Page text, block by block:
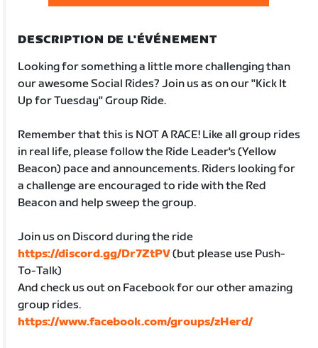
DESCRIPTION DE L'ÉVÉNEMENT
Looking for something a little more challenging than
our awesome Social Rides? Join us as on our "Kick It
Up for Tuesday" Group Ride.
Remember that this is NOT A RACE! Like all group rides
in real life, please follow the Ride Leader's (Yellow
Beacon) pace and announcements. Riders looking for
a challenge are encouraged to ride with the Red
Beacon and help sweep the group.
Join us on Discord during the ride
https://discord.gg/Dr7ZtPV(but please use Push-
To-Talk)
And check us out on Facebook for our other amazing
group rides.
https://www.facebook.com/groups/zHerd/